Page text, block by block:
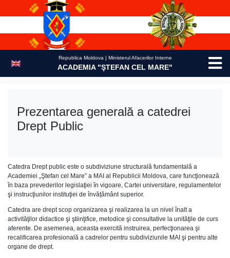
Republica Moldova | Ministerul Afacerilor Interne
ACADEMIA "ŞTEFAN CEL MARE"
Prezentarea generală a catedrei
Drept Public
Catedra Drept public este o subdiviziune structurală fundamentală a
Academiei „Ştefan cel Mare” a MAI al Republicii Moldova, care funcţionează
în baza prevederilor legislaţiei în vigoare, Cartei universitare, regulamentelor
şi instrucţiunilor instituţiei de învățământ superior.
Catedra are drept scop organizarea şi realizarea la un nivel înalt a
activităţilor didactice şi ştiinţifice, metodice şi consultative la unităţile de curs
aferente. De asemenea, aceasta exercită instruirea, perfecţionarea şi
recalificarea profesională a cadrelor pentru subdiviziunile MAI şi pentru alte
organe de drept.